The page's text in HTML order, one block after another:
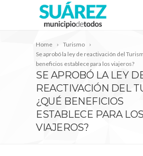
Home
Turismo
Se aprobó la ley de reactivación del
beneficios establece para los viajeros?
SE APROBÓ LA LEY
REACTIVACIÓN DEL
¿QUÉ BENEFICIOS
ESTABLECE PARA LOS
VIAJEROS?